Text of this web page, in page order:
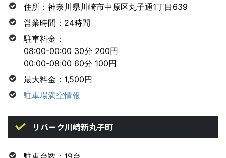
住所：神奈川県川崎市中原区丸子通1丁目639
営業時間：24時間
駐車料金：
08:00-00:00 30分 200円
00:00-08:00 60分 100円
最大料金：1,500円
駐車場満空情報
リパーク川崎新丸子町